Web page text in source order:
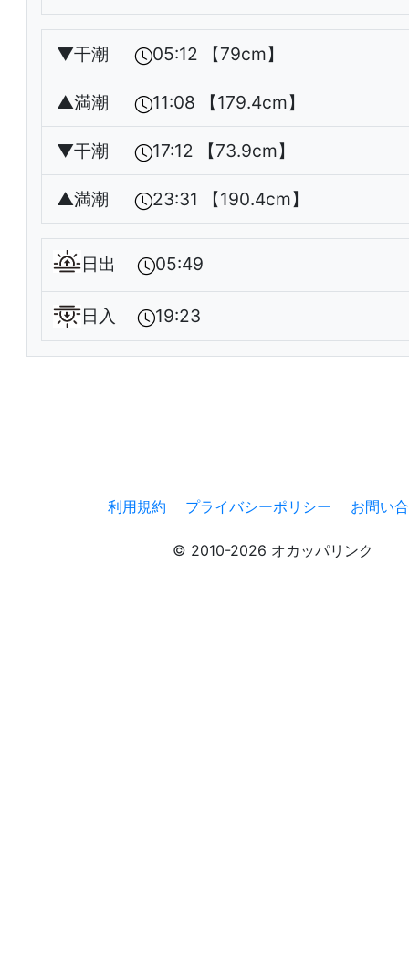
▼干潮 05:12 【79cm】
▲満潮 11:08 【179.4cm】
▼干潮 17:12 【73.9cm】
▲満潮 23:31 【190.4cm】
日出 05:49
日入 19:23
利用規約 プライバシーポリシー お問い
© 2010-2026 オカッパリンク